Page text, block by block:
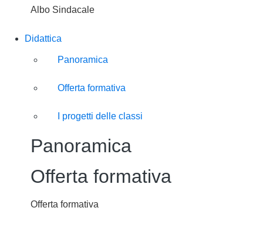
Albo Sindacale
Didattica
Panoramica
Offerta formativa
I progetti delle classi
Panoramica
Offerta formativa
Offerta formativa